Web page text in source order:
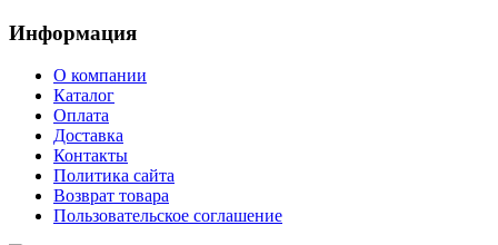
Информация
О компании
Каталог
Оплата
Доставка
Контакты
Политика сайта
Возврат товара
Пользовательское соглашение